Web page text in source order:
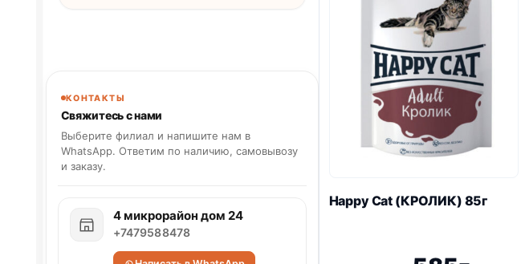
Happy Cat (КРОЛИК) 85г
КОНТАКТЫ
Свяжитесь с нами
Выберите филиал и напишите нам в
WhatsApp. Ответим по наличию, самовывозу
и заказу.
4 микрорайон дом 24
+7479588478